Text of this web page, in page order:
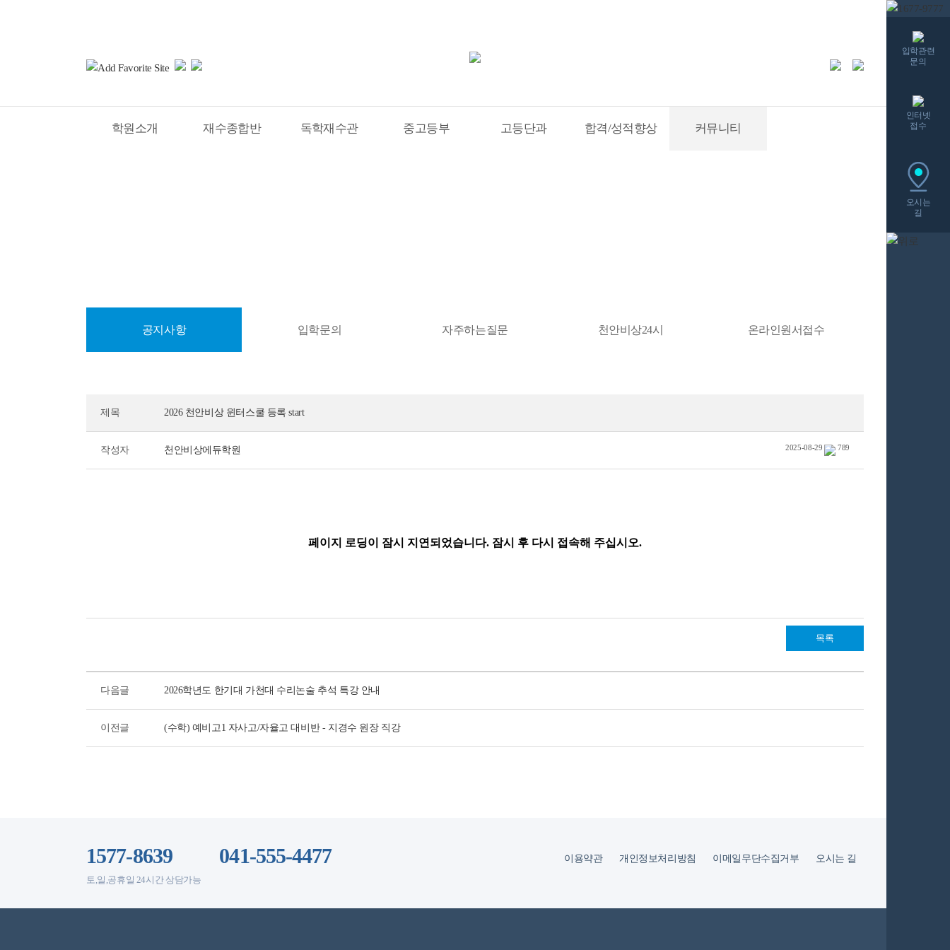
입학관련
문의
인터넷
접수
오시는
길
학원소개 재수종합반 독학재수관 중고등부 고등단과 합격/성적향상 커뮤니티
공지사항 입학문의 자주하는질문 천안비상24시 온라인원서접수
제목 2026 천안비상 윈터스쿨 등록 start
작성자 천안비상에듀학원 2025-08-29 789
목록
다음글 2026학년도 한기대 가천대 수리논술 추석 특강 안내
이전글 (수학) 예비고1 자사고/자율고 대비반 - 지경수 원장 직강
1577-8639
토,일,공휴일 24시간 상담가능
041-555-4477 이용약관 개인정보처리방침 이메일무단수집거부 오시는 길